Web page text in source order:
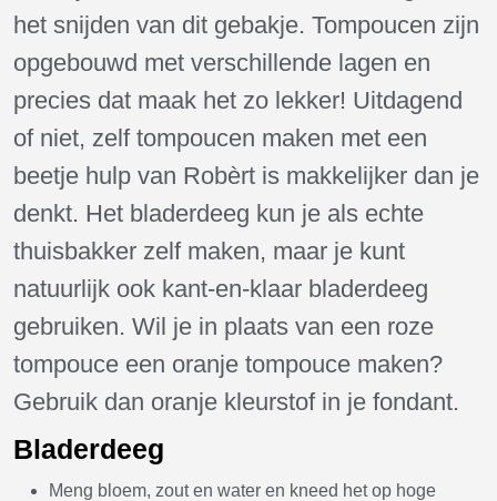
het snijden van dit gebakje. Tompoucen zijn
opgebouwd met verschillende lagen en
precies dat maak het zo lekker! Uitdagend
of niet, zelf tompoucen maken met een
beetje hulp van Robèrt is makkelijker dan je
denkt. Het bladerdeeg kun je als echte
thuisbakker zelf maken, maar je kunt
natuurlijk ook kant-en-klaar bladerdeeg
gebruiken. Wil je in plaats van een roze
tompouce een oranje tompouce maken?
Gebruik dan oranje kleurstof in je fondant.
Bladerdeeg
Meng bloem, zout en water en kneed het op hoge